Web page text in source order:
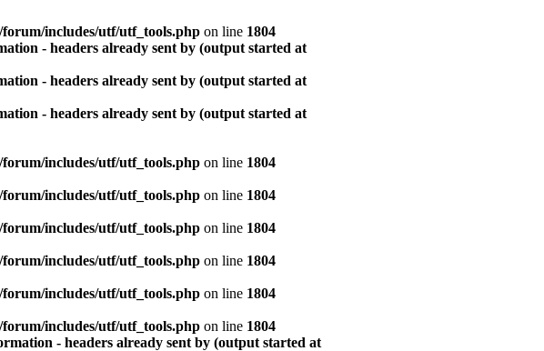
includes/utf/utf_tools.php on line 1804
- headers already sent by (output started at
- headers already sent by (output started at
- headers already sent by (output started at
includes/utf/utf_tools.php on line 1804
includes/utf/utf_tools.php on line 1804
includes/utf/utf_tools.php on line 1804
includes/utf/utf_tools.php on line 1804
includes/utf/utf_tools.php on line 1804
includes/utf/utf_tools.php on line 1804
- headers already sent by (output started at